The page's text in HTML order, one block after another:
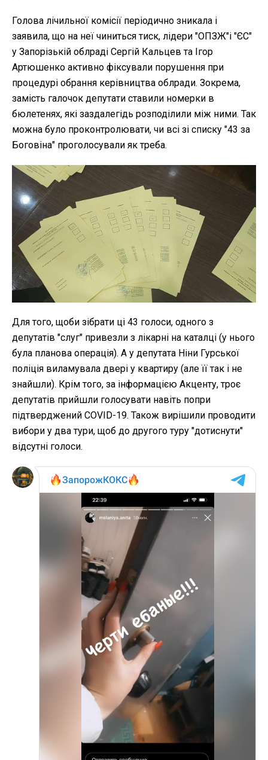
Голова лічильної комісії періодично зникала і
заявила, що на неї чиниться тиск, лідери "ОПЗЖ"і "ЄС"
у Запорізькій облраді Сергій Кальцев та Ігор
Артюшенко активно фіксували порушення при
процедурі обрання керівництва облради. Зокрема,
замість галочок депутати ставили номерки в
бюлетенях, які заздалегідь розподілили між ними. Так
можна було проконтролювати, чи всі зі списку "43 за
Боговіна" проголосували як треба.
Для того, щоби зібрати ці 43 голоси, одного з
депутатів "слуг" привезли з лікарні на каталці (у нього
була планова операція). А у депутата Ніни Гурської
поліція виламувала двері у квартиру (але її так і не
знайшли). Крім того, за інформацією Акценту, троє
депутатів прийшли голосувати навіть попри
підтверджений COVID-19. Також вирішили проводити
вибори у два тури, щоб до другого туру "дотиснути"
відсутні голоси.